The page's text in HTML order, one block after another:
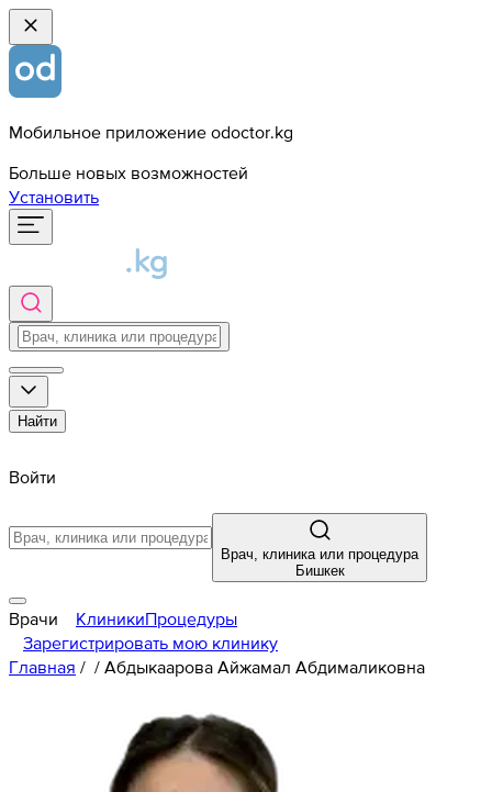
Мобильное приложение odoctor.kg
Больше новых возможностей
Установить
Найти
Войти
Врач, клиника или процедура
Бишкек
Врачи КлиникиПроцедуры
Зарегистрировать мою клинику
Главная / / Абдыкаарова Айжамал Абдималиковна